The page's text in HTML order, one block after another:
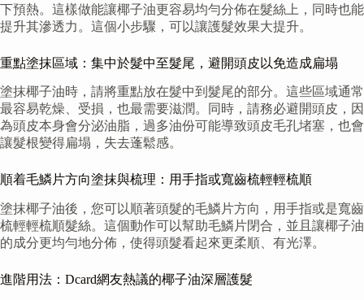
下預熱。這樣做能讓椰子油更容易均勻分佈在髮絲上，同時也能
提升其滲透力。這個小步驟，可以讓護髮效果大提升。
重點塗抹區域：集中於髮中至髮尾，避開頭皮以免造成扁塌
塗抹椰子油時，請將重點放在髮中到髮尾的部分。這些區域通常
最容易乾燥、受損，也最需要滋潤。同時，請務必避開頭皮，因
為頭皮本身會分泌油脂，過多油份可能導致頭皮毛孔堵塞，也會
讓髮根變得扁塌，失去蓬鬆感。
順着毛鱗片方向塗抹與梳理：用手指或寬齒梳輕輕梳順
塗抹椰子油後，您可以順著頭髮的毛鱗片方向，用手指或是寬齒
梳輕輕梳順髮絲。這個動作可以幫助毛鱗片閉合，並且讓椰子油
的成分更均勻地分佈，使得頭髮看起來更柔順、有光澤。
進階用法：Dcard網友熱議的椰子油深層護髮